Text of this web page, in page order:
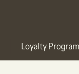
Loyalty Program